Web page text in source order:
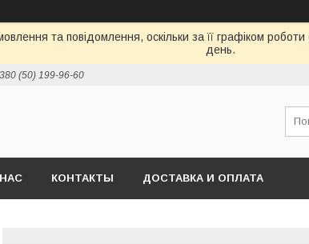
та повідомлення, оскільки за її графіком
день.
(50) 199-96-60
КОНТАКТЫ ДОСТАВКА И ОПЛАТА